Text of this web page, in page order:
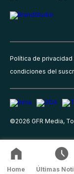
Política de privacidad
condiciones del
©2026 GFR Media,
Home Últimas